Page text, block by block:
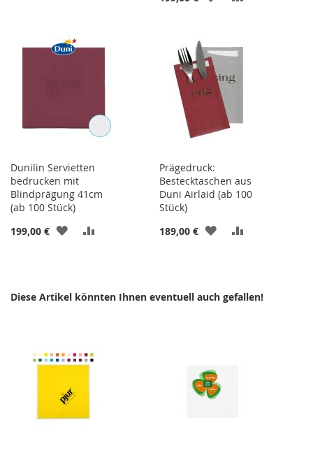
VERGLEICHSLISTE
HINZUFÜGEN
Dunilin Servietten
bedrucken mit
Blindprägung 41cm
(ab 100 Stück)
199,00 €
ZUR
Prägedruck:
Bestecktaschen aus
Duni Airlaid (ab 100
Stück)
189,00 €
ZUR
Diese Artikel könnten Ihnen eventuell auch gefallen!